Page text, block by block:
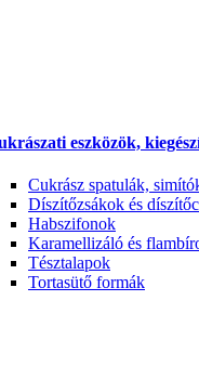
eszközök,
Cukrász spatulák,
Díszítőzsákok és
Habszifonok
Karamellizáló és
Tésztalapok
Tortasütő formák